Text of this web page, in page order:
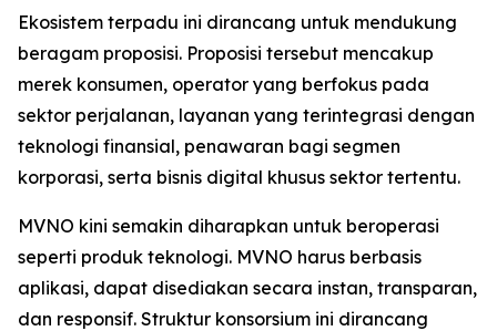
Ekosistem terpadu ini dirancang untuk mendukung
beragam proposisi. Proposisi tersebut mencakup
merek konsumen, operator yang berfokus pada
sektor perjalanan, layanan yang terintegrasi dengan
teknologi finansial, penawaran bagi segmen
korporasi, serta bisnis digital khusus sektor tertentu.
MVNO kini semakin diharapkan untuk beroperasi
seperti produk teknologi. MVNO harus berbasis
aplikasi, dapat disediakan secara instan, transparan,
dan responsif. Struktur konsorsium ini dirancang